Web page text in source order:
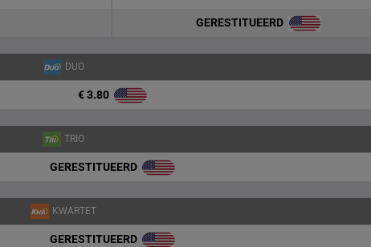
GERESTITUEERD
DUO
€ 3.80
TRIO
GERESTITUEERD
KWARTET
GERESTITUEERD